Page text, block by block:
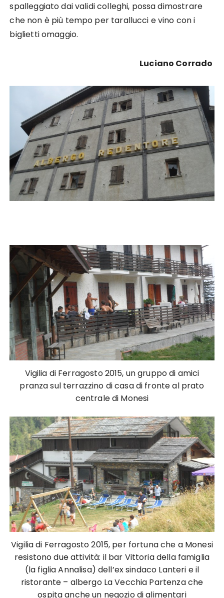
spalleggiato dai validi colleghi, possa dimostrare
che non è più tempo per tarallucci e vino con i
biglietti omaggio.
Luciano Corrado
Vigilia di Ferragosto 2015, un gruppo di amici
pranza sul terrazzino di casa di fronte al prato
centrale di Monesi
Vigilia di Ferragosto 2015, per fortuna che a Monesi
resistono due attività: il bar Vittoria della famiglia
(la figlia Annalisa) dell’ex sindaco Lanteri e il
ristorante – albergo La Vecchia Partenza che
ospita anche un negozio di alimentari